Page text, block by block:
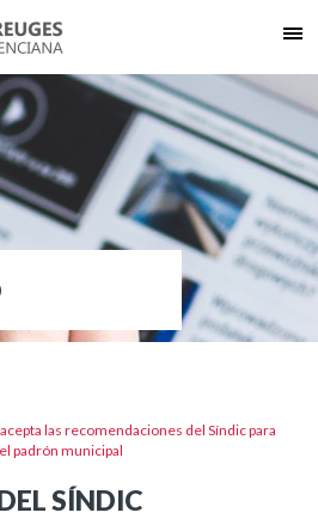
las recomendaciones del Síndic para
padrón municipal
SÍNDIC